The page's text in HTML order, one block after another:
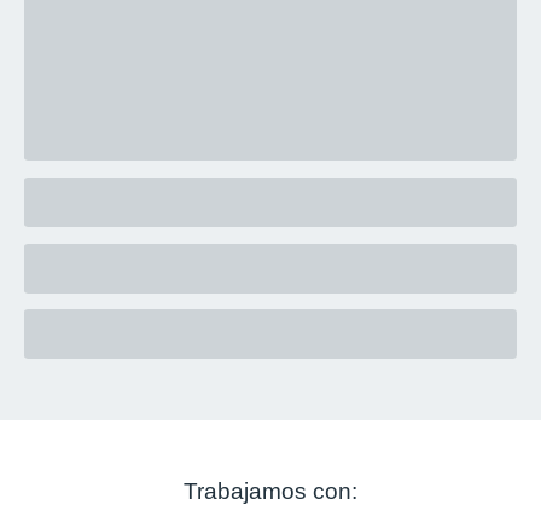
Trabajamos con: